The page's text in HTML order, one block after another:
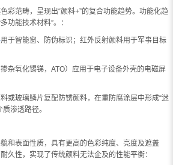
彩范畴，呈现出“颜料+”的复合功能趋势。功能化趋
功能技术材料”。：
用于智能窗、防伪标识；红外反射颜料用于军事目标
杂氧化锡锑，ATO）应用于电子设备外壳的电磁屏
或玻璃鳞片复配防锈颜料，在重防腐涂层中形成“迷
渗透路径。
和表面性质，具有更高的色彩纯度、亮度及遮盖
久性，实现了传统颜料无法企及的性能平衡：